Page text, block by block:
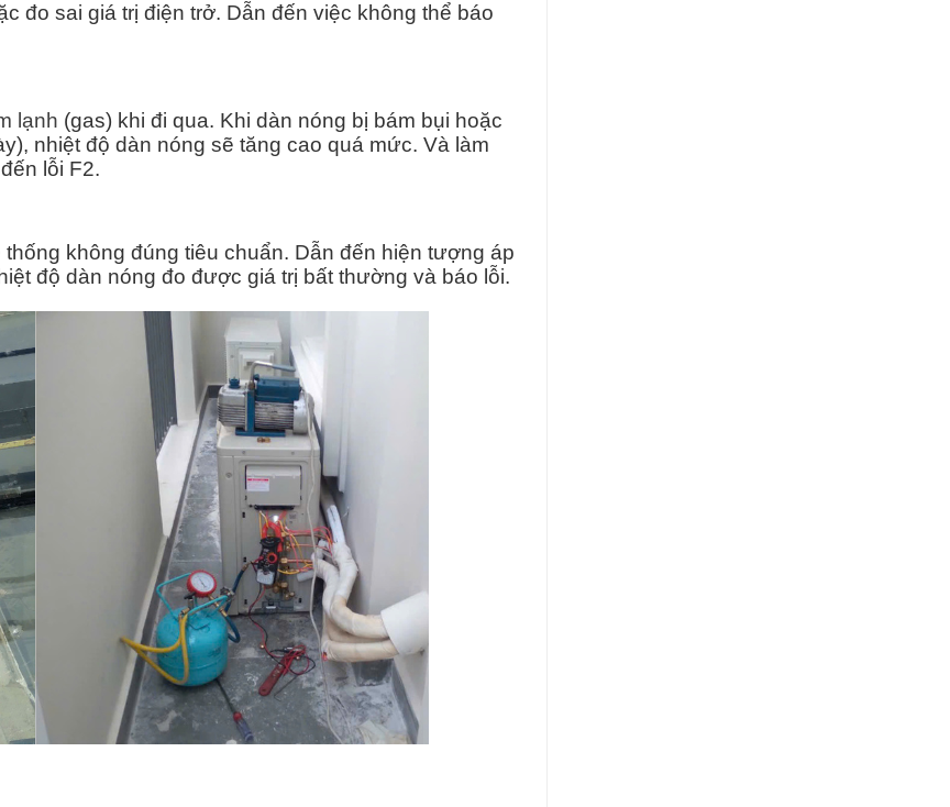
đo sai giá trị điện trở. Dẫn đến việc không thể báo
lạnh (gas) khi đi qua. Khi dàn nóng bị bám bụi hoặc
nhiệt độ dàn nóng sẽ tăng cao quá mức. Và làm
lỗi F2.
không đúng tiêu chuẩn. Dẫn đến hiện tượng áp
độ dàn nóng đo được giá trị bất thường và báo lỗi.